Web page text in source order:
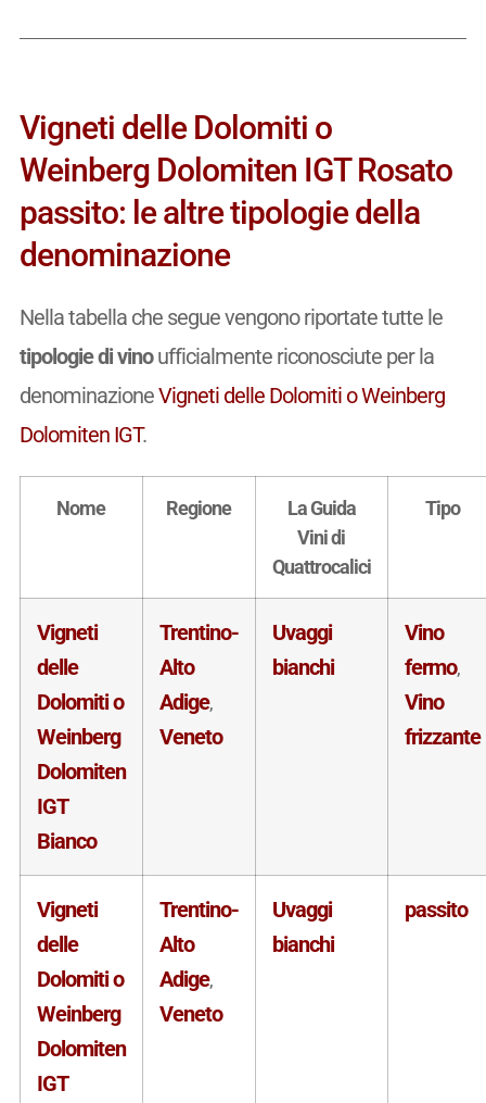
Vigneti delle Dolomiti o
Weinberg Dolomiten IGT Rosato
passito: le altre tipologie della
denominazione
Nella tabella che segue vengono riportate tutte le
tipologie di vinoufficialmente riconosciute per la
denominazioneVigneti delle Dolomiti o Weinberg
Dolomiten IGT.
Nome Regione
La Guida
Vini di
Quattrocalici
Tipo
Vigneti
delle
Dolomiti o
Weinberg
Dolomiten
IGT
Bianco
Trentino-
Alto
Adige,
Veneto
Uvaggi
bianchi
Vino
fermo,
Vino
frizzante
Vigneti
delle
Dolomiti o
Weinberg
Dolomiten
IGT
Trentino-
Alto
Adige,
Veneto
Uvaggi
bianchi
passito